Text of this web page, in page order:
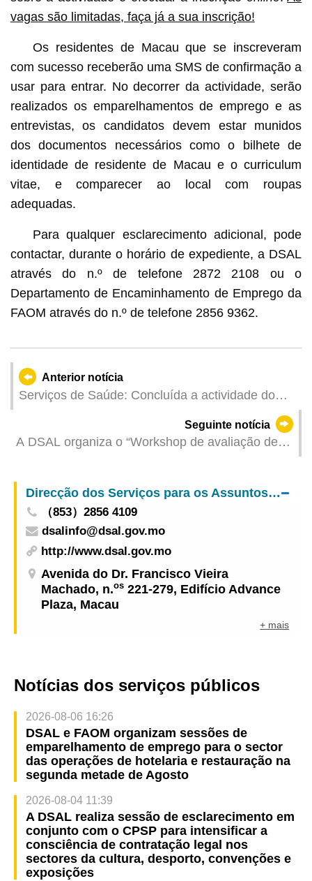
vagas são limitadas, faça já a sua inscrição!
Os residentes de Macau que se inscreveram
com sucesso receberão uma SMS de confirmação a
usar para entrar. No decorrer da actividade, serão
realizados os emparelhamentos de emprego e as
entrevistas, os candidatos devem estar munidos
dos documentos necessários como o bilhete de
identidade de residente de Macau e o curriculum
vitae, e comparecer ao local com roupas
adequadas.
Para qualquer esclarecimento adicional, pode
contactar, durante o horário de expediente, a DSAL
através do n.º de telefone 2872 2108 ou o
Departamento de Encaminhamento de Emprego da
FAOM através do n.º de telefone 2856 9362.
Anterior notícia
Serviços de Saúde: Concluída a actividade do
Posto Comunitário de Atendimento e Informação
de Saúde, intitulada «Exercício físico para Todos,
Fortalecendo Corpo e Mente», com a
Seguinte notícia
A DSAL organiza o “Workshop de avaliação de
trabalho sob calor extremo” para aumentar a
capacidade de resposta dos sectores contra os
riscos provocados pelo calor intenso
Direcção dos Serviços para os Assuntos Laborais
（853）2856 4109
dsalinfo@dsal.gov.mo
http://www.dsal.gov.mo
Avenida do Dr. Francisco Vieira
Machado, n.os 221-279, Edifício Advance
Plaza, Macau
+ mais
Notícias dos serviços públicos
2026-08-06 16:26
DSAL e FAOM organizam sessões de
emparelhamento de emprego para o sector
das operações de hotelaria e restauração na
segunda metade de Agosto
2026-08-04 11:39
A DSAL realiza sessão de esclarecimento em
conjunto com o CPSP para intensificar a
consciência de contratação legal nos
sectores da cultura, desporto, convenções e
exposições